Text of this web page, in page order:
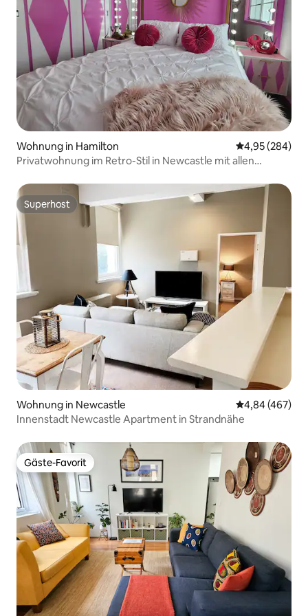
Wohnung in Hamilton
4,95 (284)
Privatwohnung im Retro-Stil in Newcastle mit allen
Superhost
Superhost
Wohnung in Newcastle
4,84 (467)
Innenstadt Newcastle Apartment in Strandnähe
Gäste-Favorit
Gäste-Favorit